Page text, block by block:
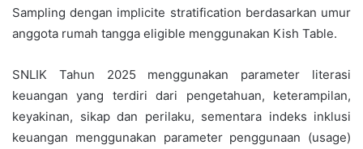
Sampling dengan implicite stratification berdasarkan umur
anggota rumah tangga eligible menggunakan Kish Table.
SNLIK Tahun 2025 menggunakan parameter literasi
keuangan yang terdiri dari pengetahuan, keterampilan,
keyakinan, sikap dan perilaku, sementara indeks inklusi
keuangan menggunakan parameter penggunaan (usage)